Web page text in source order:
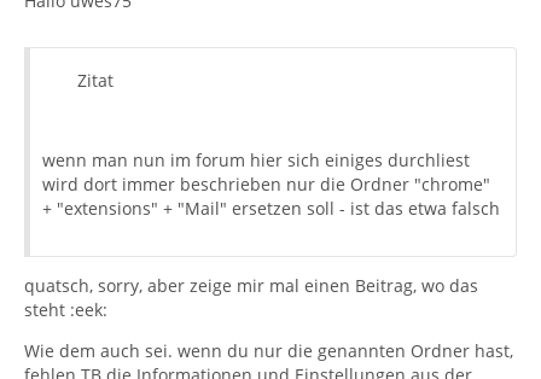
Zitat
wenn man nun im forum hier sich einiges durchliest
wird dort immer beschrieben nur die Ordner "chrome"
+ "extensions" + "Mail" ersetzen soll - ist das etwa falsch
quatsch, sorry, aber zeige mir mal einen Beitrag, wo das
steht :eek:
Wie dem auch sei. wenn du nur die genannten Ordner hast,